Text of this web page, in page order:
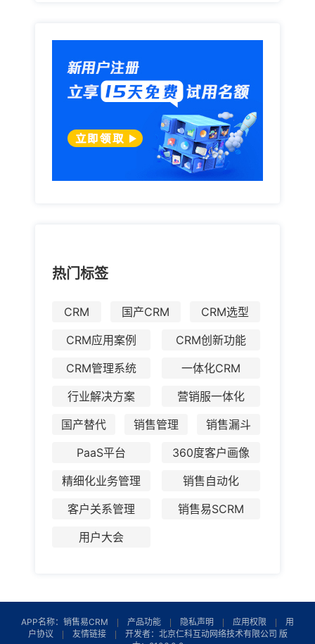
热门标签
CRM 国产CRM
CRM选型
CRM应用案例
CRM创新功能
CRM管理系统
一体化CRM
行业解决方案
营销服一体化
国产替代
销售管理
销售漏斗
PaaS平台
360度客户画像
精细化业务管理
销售自动化
客户关系管理
销售易SCRM
用户大会
APP名称：销售易CRM 产品功能 隐私声明 应用权限
用
户协议
友情链接
开发者：北京仁科互动网络技术有限公司 版